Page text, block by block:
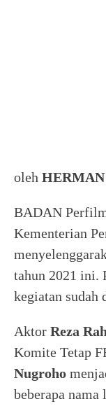
oleh
BADAN
Kementerian
tahun 2021 ini.
kegiatan sudah
Aktor Reza
Komite Tetap
Nugroho
beberapa